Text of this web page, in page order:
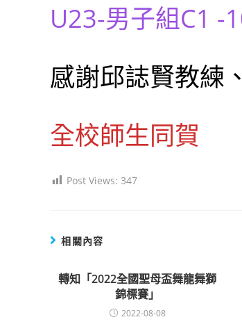
U23-男子組C1 -
感謝邱誌賢教練
全校師生同賀
Post Views: 347
相關內容
轉知「2022全國聖母盃舞龍舞獅
錦標賽」
2022-08-08